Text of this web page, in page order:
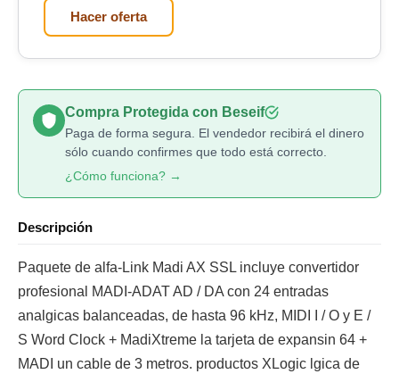
Hacer oferta
Compra Protegida con Beseif
Paga de forma segura. El vendedor recibirá el dinero
sólo cuando confirmes que todo está correcto.
¿Cómo funciona? →
Descripción
Paquete de alfa-Link Madi AX SSL incluye convertidor
profesional MADI-ADAT AD / DA con 24 entradas
analgicas balanceadas, de hasta 96 kHz, MIDI I / O y E /
S Word Clock + MadiXtreme la tarjeta de expansin 64 +
MADI un cable de 3 metros. productos XLogic lgica de